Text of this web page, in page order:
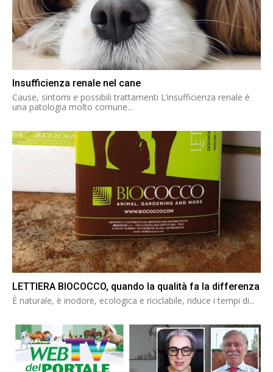
Insufficienza renale nel cane
Cause, sintomi e possibili trattamenti L’insufficienza renale è
una patologia molto comune...
LETTIERA BIOCOCCO, quando la qualità fa la differenza
È naturale, è inodore, ecologica e riciclabile, riduce i tempi di...